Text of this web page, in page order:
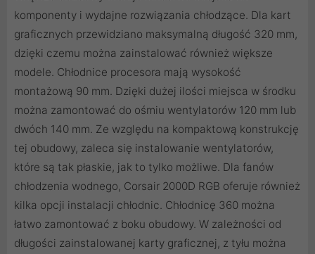
komponenty i wydajne rozwiązania chłodzące. Dla kart
graficznych przewidziano maksymalną długość 320 mm,
dzięki czemu można zainstalować również większe
modele. Chłodnice procesora mają wysokość
montażową 90 mm. Dzięki dużej ilości miejsca w środku
można zamontować do ośmiu wentylatorów 120 mm lub
dwóch 140 mm. Ze względu na kompaktową konstrukcję
tej obudowy, zaleca się instalowanie wentylatorów,
które są tak płaskie, jak to tylko możliwe. Dla fanów
chłodzenia wodnego, Corsair 2000D RGB oferuje również
kilka opcji instalacji chłodnic. Chłodnicę 360 można
łatwo zamontować z boku obudowy. W zależności od
długości zainstalowanej karty graficznej, z tyłu można